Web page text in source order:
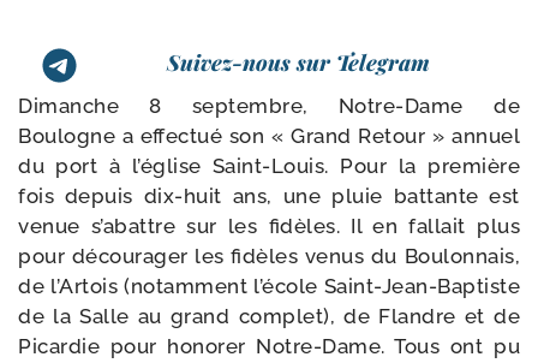
Suivez-nous sur Telegram
Dimanche 8 sep­tembre, Notre-​Dame de
Boulogne a effec­tué son « Grand Retour » annuel
du port à l’é­glise Saint-​Louis. Pour la pre­mière
fois depuis dix-​huit ans, une pluie bat­tante est
venue s’a­battre sur les fidèles. Il en fal­lait plus
pour décou­ra­ger les fidèles venus du Boulonnais,
de l’Artois (notam­ment l’é­cole Saint-​Jean-​Baptiste
de la Salle au grand com­plet), de Flandre et de
Picardie pour hono­rer Notre-​Dame. Tous ont pu